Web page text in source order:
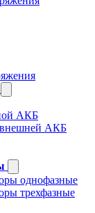
АКБ
АКБ
однофазные
трехфазные